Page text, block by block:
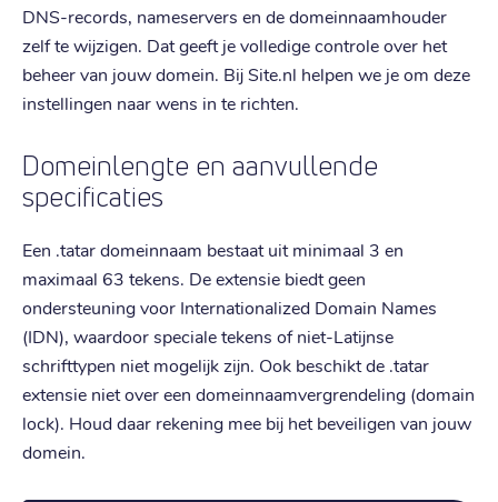
DNS-records, nameservers en de domeinnaamhouder
zelf te wijzigen. Dat geeft je volledige controle over het
beheer van jouw domein. Bij Site.nl helpen we je om deze
instellingen naar wens in te richten.
Domeinlengte en aanvullende
specificaties
Een .tatar domeinnaam bestaat uit minimaal 3 en
maximaal 63 tekens. De extensie biedt geen
ondersteuning voor Internationalized Domain Names
(IDN), waardoor speciale tekens of niet-Latijnse
schrifttypen niet mogelijk zijn. Ook beschikt de .tatar
extensie niet over een domeinnaamvergrendeling (domain
lock). Houd daar rekening mee bij het beveiligen van jouw
domein.